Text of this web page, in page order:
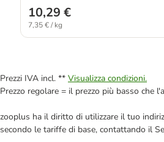
10,29 €
7,35 € / kg
Prezzi IVA incl. ** Visualizza condizioni.
Prezzo regolare = il prezzo più basso che
zooplus ha il diritto di utilizzare il tuo
secondo le tariffe di base, contattando il